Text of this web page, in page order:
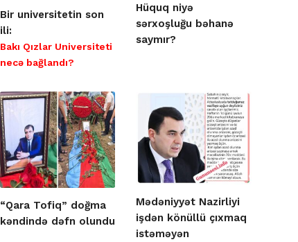
Bir universitetin son
ili:
Bakı Qızlar Universiteti
necə bağlandı?
Hüquq niyə
sərxoşluğu bəhanə
saymır?
“Qara Tofiq” doğma
kəndində dəfn olundu
Mədəniyyət Nazirliyi
işdən könüllü çıxmaq
istəməyən